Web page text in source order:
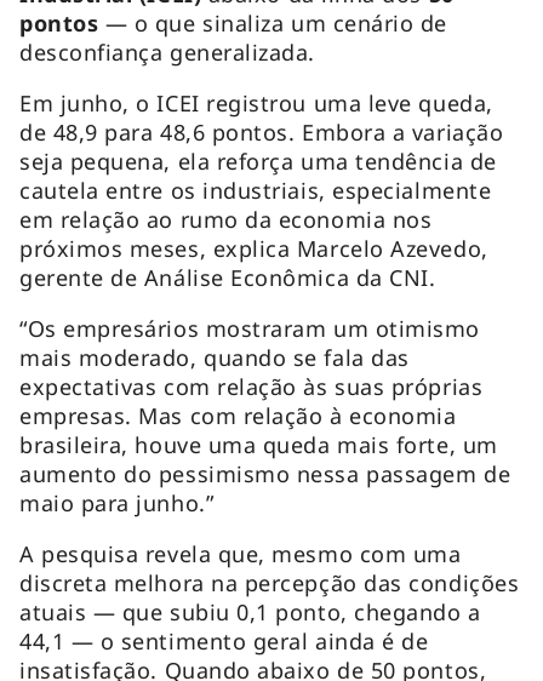
pontos — o que sinaliza um cenário de
desconfiança generalizada.
Em junho, o ICEI registrou uma leve queda,
de 48,9 para 48,6 pontos. Embora a variação
seja pequena, ela reforça uma tendência de
cautela entre os industriais, especialmente
em relação ao rumo da economia nos
próximos meses, explica Marcelo Azevedo,
gerente de Análise Econômica da CNI.
“Os empresários mostraram um otimismo
mais moderado, quando se fala das
expectativas com relação às suas próprias
empresas. Mas com relação à economia
brasileira, houve uma queda mais forte, um
aumento do pessimismo nessa passagem de
maio para junho.”
A pesquisa revela que, mesmo com uma
discreta melhora na percepção das condições
atuais — que subiu 0,1 ponto, chegando a
44,1 — o sentimento geral ainda é de
insatisfação. Quando abaixo de 50 pontos,